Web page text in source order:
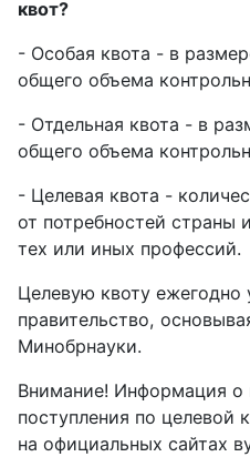
квот?
- Особая квота - в
общего объема
- Отдельная квота - в
общего объема
- Целевая квота -
от потребностей страны
тех или иных профессий.
Целевую квоту ежегодно
правительство,
Минобрнауки.
Внимание! Информация о
поступления по целевой
на официальных сайтах